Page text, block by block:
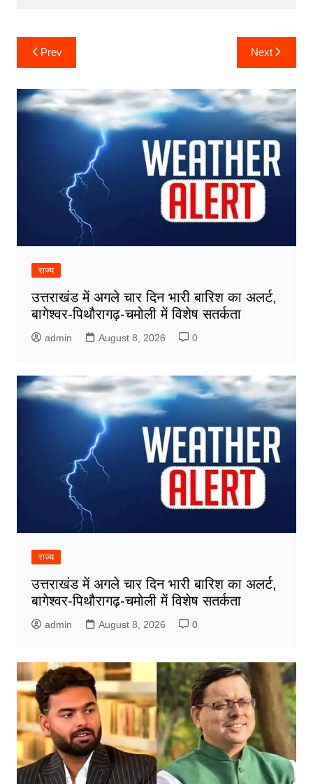
Post
navigation
Prev Next
राज्य
उत्तराखंड में अगले चार दिन भारी बारिश का अलर्ट,
बागेश्वर-पिथौरागढ़-चमोली में विशेष सतर्कता
admin August 8, 2026 0
राज्य
उत्तराखंड में अगले चार दिन भारी बारिश का अलर्ट,
बागेश्वर-पिथौरागढ़-चमोली में विशेष सतर्कता
admin August 8, 2026 0